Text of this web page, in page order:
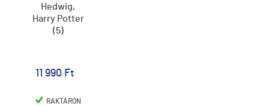
Hedwig,
Harry Potter
(5)
11 990 Ft
RAKTÁRON